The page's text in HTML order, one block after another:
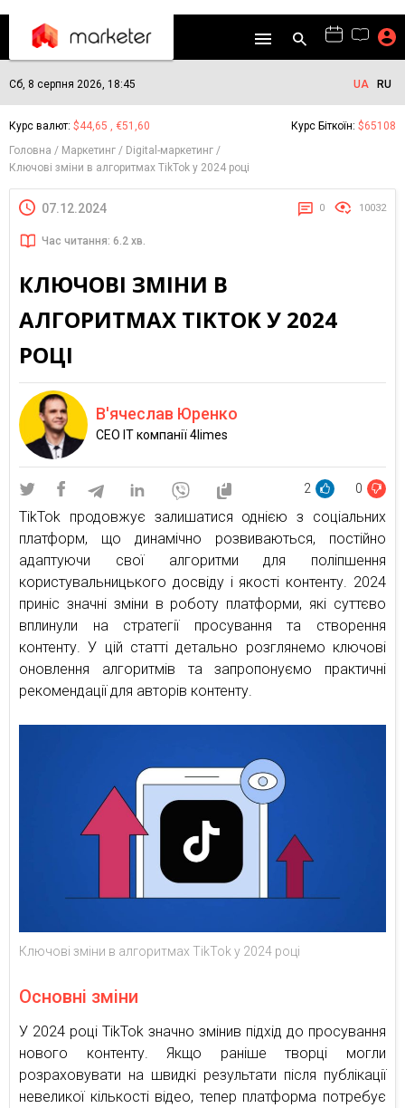
Сб, 8 серпня 2026, 18:45 UA RU
Курс валют: $44,65 , €51,60 Курс Біткоїн: $65108
Головна
Маркетинг
Digital-маркетинг
Ключові зміни в алгоритмах TikTok у 2024 році
07.12.2024 0 10032
Час читання: 6.2 хв.
КЛЮЧОВІ ЗМІНИ В
АЛГОРИТМАХ TIKTOK У 2024
РОЦІ
В'ячеслав Юренко
CEO IT компанії 4limes
2 0
TikTok продовжує залишатися однією з соціальних
платформ, що динамічно розвиваються, постійно
адаптуючи свої алгоритми для поліпшення
користувальницького досвіду і якості контенту. 2024
приніс значні зміни в роботу платформи, які суттєво
вплинули на стратегії просування та створення
контенту. У цій статті детально розглянемо ключові
оновлення алгоритмів та запропонуємо практичні
рекомендації для авторів контенту.
Ключові зміни в алгоритмах TikTok у 2024 році
Основні зміни
У 2024 році TikTok значно змінив підхід до просування
нового контенту. Якщо раніше творці могли
розраховувати на швидкі результати після публікації
невеликої кількості відео, тепер платформа потребує